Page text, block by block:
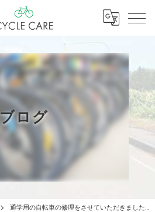
ブログ
通学用の自転車の修理をさせていただきました！【京都 自転車 サイクルケア】